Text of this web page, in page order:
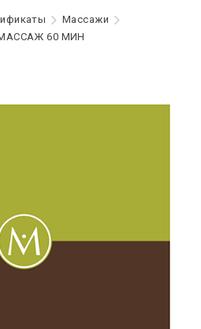
Массажи
60 МИН